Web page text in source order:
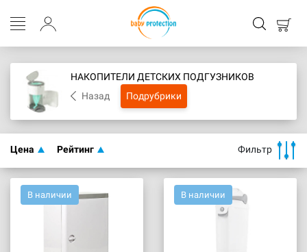
НАКОПИТЕЛИ ДЕТСКИХ ПОДГУЗНИКОВ
Назад
Подрубрики
Цена Рейтинг Фильтр
В наличии В наличии